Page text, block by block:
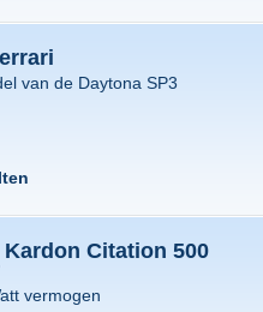
van de Daytona SP3
Kardon Citation 500
vermogen